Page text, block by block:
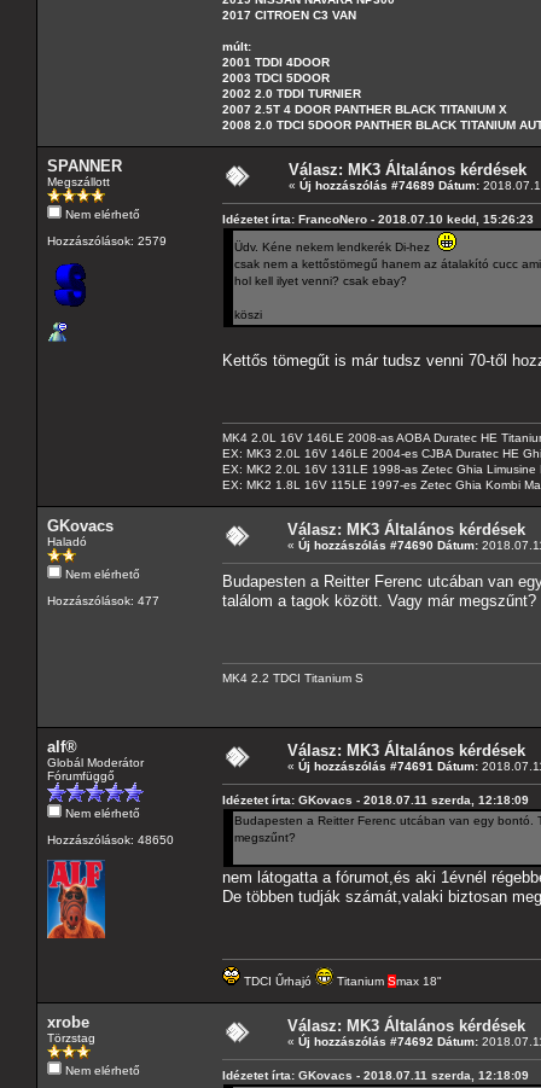
2017 CITROEN C3 VAN
múlt:
2001 TDDI 4DOOR
2003 TDCI 5DOOR
2002 2.0 TDDI TURNIER
2007 2.5T 4 DOOR PANTHER BLACK TITANIUM X
2008 2.0 TDCI 5DOOR PANTHER BLACK TITANIUM
SPANNER
Megszállott
Nem elérhető
Hozzászólások: 2579
Válasz: MK3 Általános kérdések
« Új hozzászólás #74689 Dátum:
Idézetet írta: FrancoNero - 2018.07.10 kedd, 15:26:23
Üdv. Kéne nekem lendkerék Di-hez
csak nem a kettőstömegű hanem az átalakító cucc
hol kell ilyet venni? csak ebay?
köszi
Kettős tömegűt is már tudsz venni 70-től
MK4 2.0L 16V 146LE 2008-as AOBA Duratec HE
EX: MK3 2.0L 16V 146LE 2004-es CJBA Duratec HE
EX: MK2 2.0L 16V 131LE 1998-as Zetec Ghia Limusine
EX: MK2 1.8L 16V 115LE 1997-es Zetec Ghia Kombi
GKovacs
Haladó
Nem elérhető
Hozzászólások: 477
Válasz: MK3 Általános kérdések
« Új hozzászólás #74690 Dátum:
Budapesten a Reitter Ferenc utcában van
találom a tagok között. Vagy már megszűnt?
MK4 2.2 TDCI Titanium S
alf®
Globál Moderátor
Fórumfüggő
Nem elérhető
Hozzászólások: 48650
Válasz: MK3 Általános kérdések
« Új hozzászólás #74691 Dátum:
Idézetet írta: GKovacs - 2018.07.11 szerda, 12:18:09
Budapesten a Reitter Ferenc utcában van egy bontó.
megszűnt?
nem látogatta a fórumot,és aki 1évnél
De többen tudják számát,valaki biztosan
TDCI Űrhajó Titanium Smax 18"
xrobe
Törzstag
Nem elérhető
Válasz: MK3 Általános kérdések
« Új hozzászólás #74692 Dátum:
Idézetet írta: GKovacs - 2018.07.11 szerda, 12:18:09